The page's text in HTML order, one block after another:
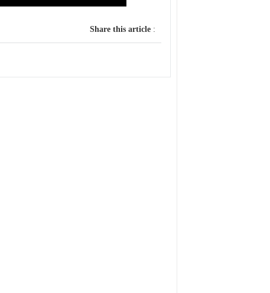
Share this article: